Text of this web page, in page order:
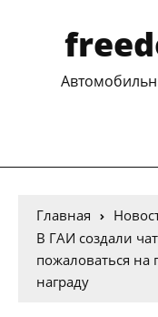
Главная
В ГАИ создали
пожаловаться на
награду